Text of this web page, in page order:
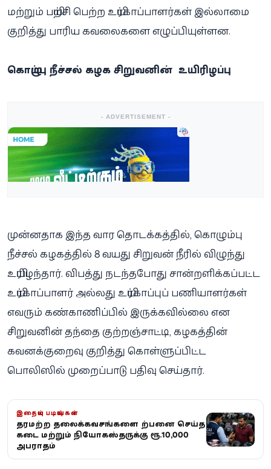
மற்றும் பயிற்சி பெற்ற உயிர்காப்பாளர்கள் இல்லாமை
குறித்து பாரிய கவலைகளை எழுப்பியுள்ளன.
கொழும்பு நீச்சல் கழக சிறுவனின் உயிரிழப்பு
- ADVERTISEMENT -
முன்னதாக இந்த வார தொடக்கத்தில், கொழும்பு
நீச்சல் கழகத்தில் 8 வயது சிறுவன் நீரில் விழுந்து
உயிரிழந்தார். விபத்து நடந்தபோது சான்றளிக்கப்பட்ட
உயிர்காப்பாளர் அல்லது உயிர்காப்புப் பணியாளர்கள்
எவரும் கண்காணிப்பில் இருக்கவில்லை என
சிறுவனின் தந்தை குற்றஞ்சாட்டி, கழகத்தின்
கவனக்குறைவு குறித்து கொள்ளுப்பிட்ட
பொலிஸில் முறைப்பாடு பதிவு செய்தார்.
இதையும் படியுங்கள்
தரமற்ற தலைக்கவசங்களை விற்பனை செய்த
கடை மற்றும் விநியோகஸ்தருக்கு ரூ.10,000
அபராதம்